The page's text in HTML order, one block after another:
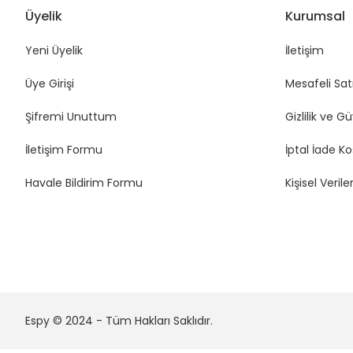
Üyelik
Yeni Üyelik
Üye Girişi
Şifremi Unuttum
İletişim Formu
Havale Bildirim Formu
Kurumsal
İletişim
Mesafeli
Gizlilik ve
İptal İade
Kişisel
Espy © 2024 - Tüm Hakları Saklıdır.